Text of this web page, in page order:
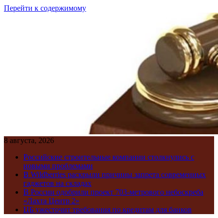
Перейти к содержимому
8 августа, 2026
Российские строительные компании столкнулись с
новыми проблемами
В Wildberries раскрыли причины запрета современных
гаджетов на складах
В России одобрили проект 703-метрового небоскреба
«Лахта Центр 2»
ЦБ ужесточит требования по кредитам для банков